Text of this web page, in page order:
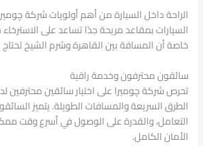
الراحة داخل السيارة من أهم أولويات شركة
السيارات بمقاعد مريحة جدًا تساعد على الاسترخاء
خاصة أن المسافة بين القاهرة وشرم الشيخ تحتاج
سائقون محترفون وخدمة راقية
تحرص شركة چوميرا على اختيار سائقين محترفين
الطرق السريعة والمسافات الطويلة. يتميز
التعامل، والقدرة على الوصول في أسرع وقت
الأمان الكامل.